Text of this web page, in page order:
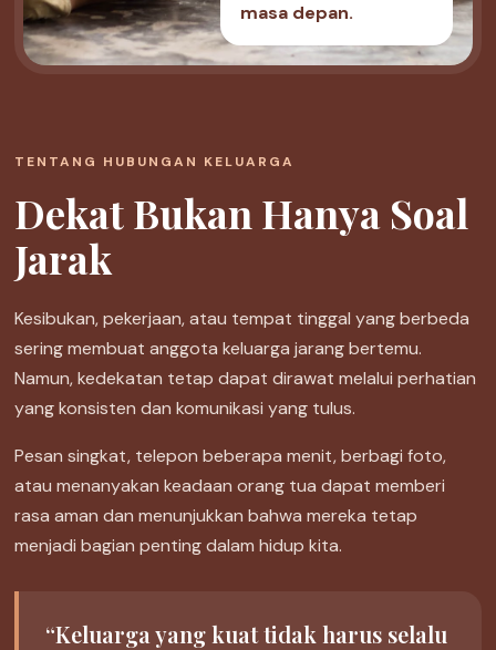
masa depan.
TENTANG HUBUNGAN KELUARGA
Dekat Bukan Hanya Soal
Jarak
Kesibukan, pekerjaan, atau tempat tinggal yang berbeda
sering membuat anggota keluarga jarang bertemu.
Namun, kedekatan tetap dapat dirawat melalui perhatian
yang konsisten dan komunikasi yang tulus.
Pesan singkat, telepon beberapa menit, berbagi foto,
atau menanyakan keadaan orang tua dapat memberi
rasa aman dan menunjukkan bahwa mereka tetap
menjadi bagian penting dalam hidup kita.
“Keluarga yang kuat tidak harus selalu